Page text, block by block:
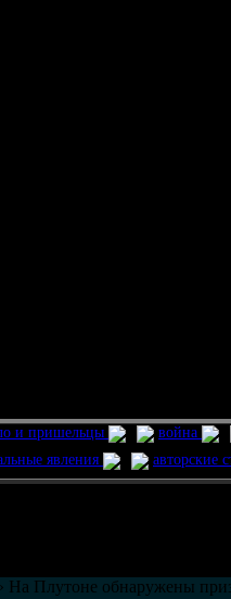
и пришельцы война
явления авторские
На Плутоне обнаружены